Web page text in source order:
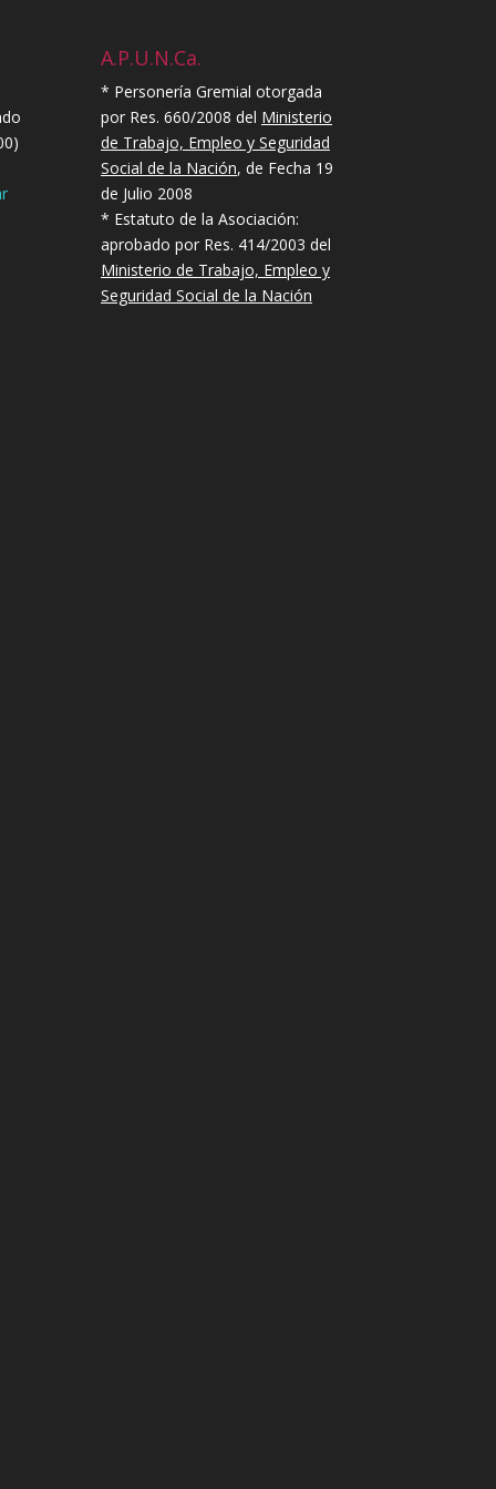
A.P.U.N.Ca.
* Personería Gremial otorgada
por Res. 660/2008 del Ministerio
de Trabajo, Empleo y Seguridad
Social de la Nación, de Fecha 19
de Julio 2008
* Estatuto de la Asociación:
aprobado por Res. 414/2003 del
Ministerio de Trabajo, Empleo y
Seguridad Social de la Nación